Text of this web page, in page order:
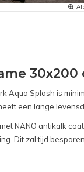
Aqua Splash is
een lange
NANO antikalk
Dit zal tijd